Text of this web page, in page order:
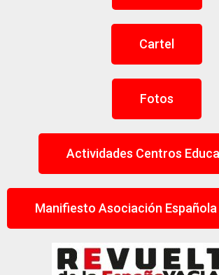
Cartel
Fotos
Actividades Centros
Manifiesto Asociación